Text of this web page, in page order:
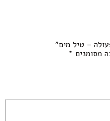
– טיל מים”
מסומנים *